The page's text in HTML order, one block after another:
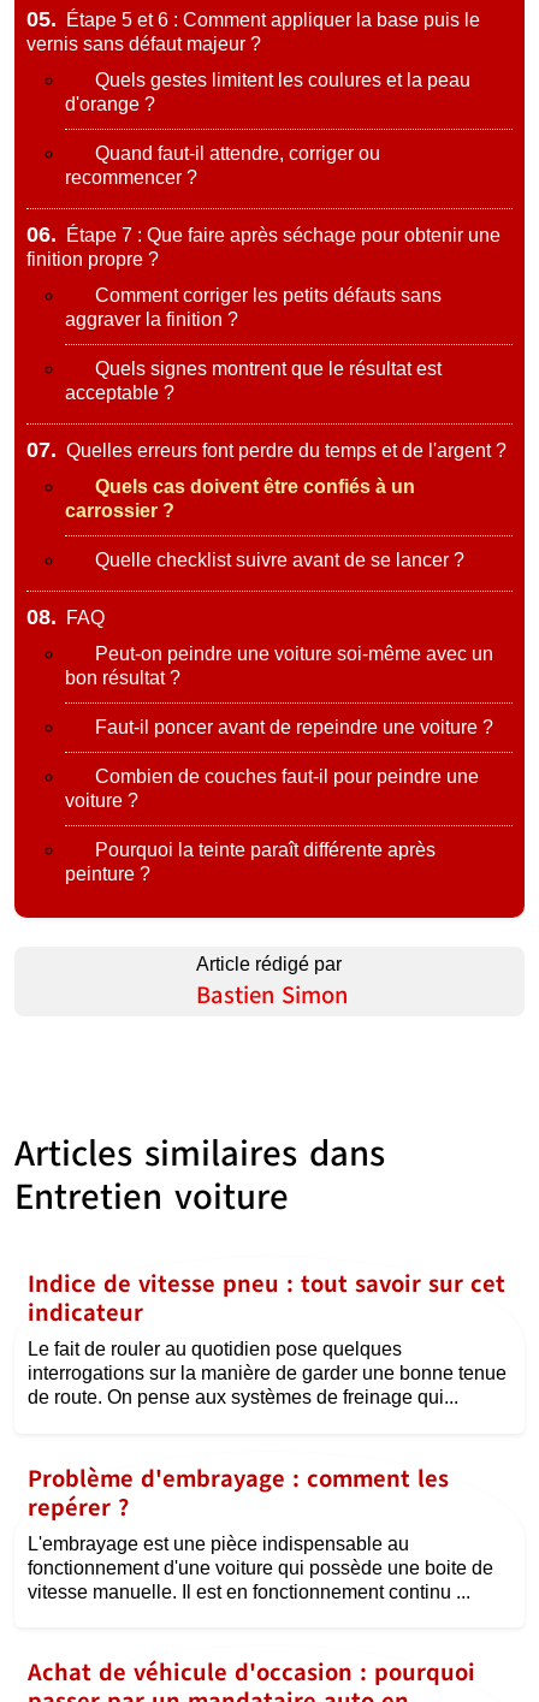
05.
Étape 5 et 6 : Comment appliquer la base puis le
vernis sans défaut majeur ?
Quels gestes limitent les coulures et la peau
d'orange ?
Quand faut-il attendre, corriger ou
recommencer ?
06.
Étape 7 : Que faire après séchage pour obtenir une
finition propre ?
Comment corriger les petits défauts sans
aggraver la finition ?
Quels signes montrent que le résultat est
acceptable ?
07. Quelles erreurs font perdre du temps et de l'argent ?
Quels cas doivent être confiés à un
carrossier ?
Quelle checklist suivre avant de se lancer ?
08.
FAQ
Peut-on peindre une voiture soi-même avec un
bon résultat ?
Faut-il poncer avant de repeindre une voiture ?
Combien de couches faut-il pour peindre une
voiture ?
Pourquoi la teinte paraît différente après
peinture ?
Article rédigé par
Bastien Simon
Articles similaires dans
Entretien voiture
Indice de vitesse pneu : tout savoir sur cet
indicateur
Le fait de rouler au quotidien pose quelques
interrogations sur la manière de garder une bonne tenue
de route. On pense aux systèmes de freinage qui...
Problème d'embrayage : comment les
repérer ?
L'embrayage est une pièce indispensable au
fonctionnement d'une voiture qui possède une boite de
vitesse manuelle. Il est en fonctionnement continu ...
Achat de véhicule d'occasion : pourquoi